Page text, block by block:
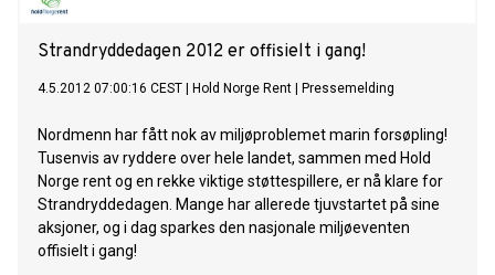
Strandryddedagen 2012 er offisielt i gang!
4.5.2012 07:00:16 CEST Hold Norge Rent Pressemelding
Nordmenn har fått nok av miljøproblemet marin forsøpling!
Tusenvis av ryddere over hele landet, sammen med Hold
Norge rent og en rekke viktige støttespillere, er nå klare for
Strandryddedagen. Mange har allerede tjuvstartet på sine
aksjoner, og i dag sparkes den nasjonale miljøeventen
offisielt i gang!